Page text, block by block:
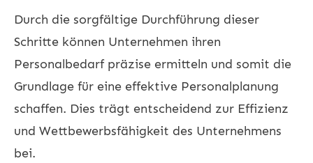
Durch die sorgfältige Durchführung dieser
Schritte können Unternehmen ihren
Personalbedarf präzise ermitteln und somit die
Grundlage für eine effektive Personalplanung
schaffen. Dies trägt entscheidend zur Effizienz
und Wettbewerbsfähigkeit des Unternehmens
bei.